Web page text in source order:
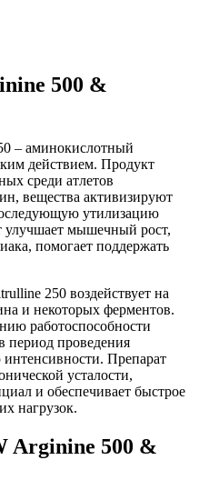
500 &
– аминокислотный
действием. Продукт
среди атлетов
вещества активизируют
утилизацию
улучшает мышечный рост,
помогает поддержать
250 воздействует на
и некоторых ферментов.
работоспособности
период проведения
Препарат
усталости,
и обеспечивает быстрое
нагрузок.
Arginine 500 &